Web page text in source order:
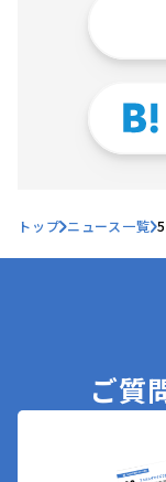
トップ ニュース一覧
ご質